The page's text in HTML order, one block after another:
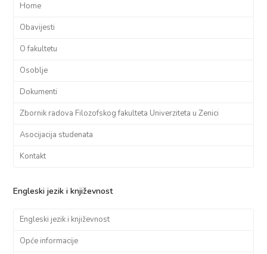
Home
Obavijesti
O fakultetu
Osoblje
Dokumenti
Zbornik radova Filozofskog fakulteta Univerziteta u Zenici
Asocijacija studenata
Kontakt
Engleski jezik i književnost
Engleski jezik i književnost
Opće informacije